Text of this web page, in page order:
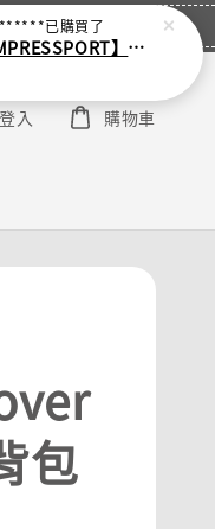
登入 購物車
包
已購買了
【COMPRESSPORT】窄版止汗呼吸頭帶2.0_【零碼】